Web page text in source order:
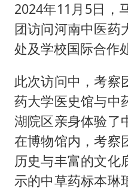
全民
老挝
乐享
2024年11月5日，
团访问河南中医药
处及学校国际合作
此次访问中，考察
药大学医史馆与中
湖院区亲身体验了
在博物馆内，考察
历史与丰富的文化
示的中草药标本琳